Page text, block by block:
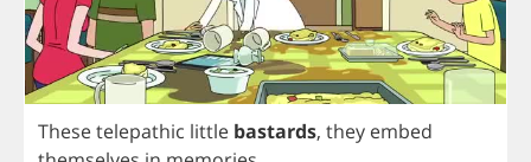
Thesetelepathic little bastards, they embed